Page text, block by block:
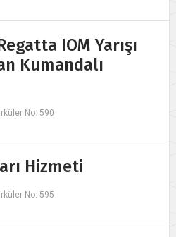
IOM Yarışı
Kumandalı
No: 590
Hizmeti
No: 595